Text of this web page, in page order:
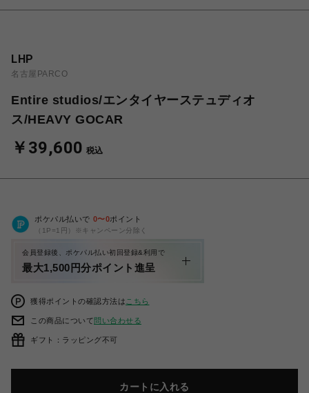
LHP
名古屋PARCO
Entire studios/エンタイヤーステュディオ
ス/HEAVY GOCAR
￥39,600 税込
ポケパル払いで 0〜0ポイント
（1P=1円）※キャンペーン分除く
会員登録後、ポケパル払い初回登録&利用で
最大1,500円分ポイント進呈
獲得ポイントの確認方法は こちら
この商品について問い合わせる
ギフト：ラッピング不可
カートに入れる